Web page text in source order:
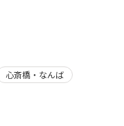
心斎橋・なんば